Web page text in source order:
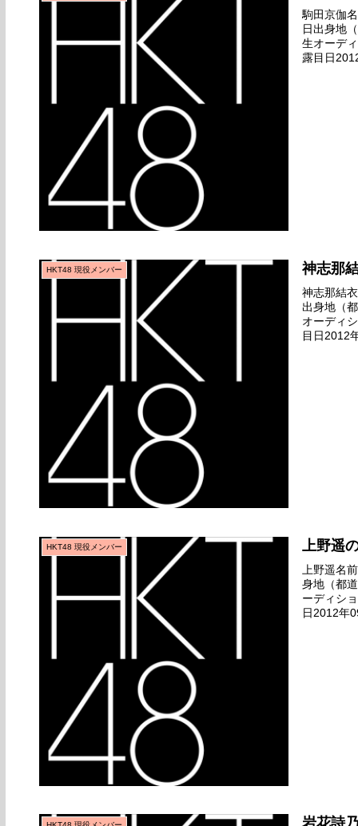
駒田京伽
日出身地
生オーデ
露目日
HKT48 現役メンバー 神志那
神志那結
出身地（
オーディ
目日2012
HKT48 現役メンバー 上野遥
上野遥名
身地（都
ーディシ
日2012年